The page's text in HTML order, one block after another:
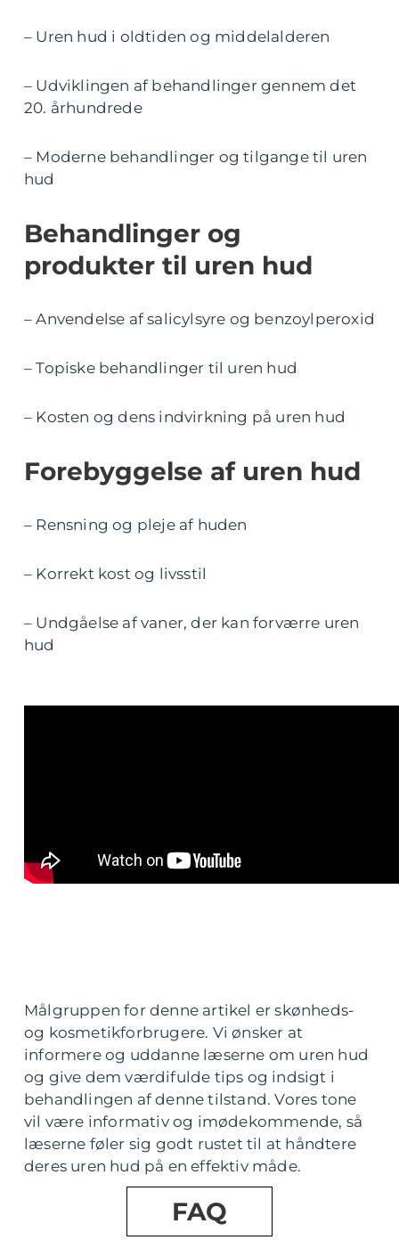
– Uren hud i oldtiden og middelalderen
– Udviklingen af behandlinger gennem det
20. århundrede
– Moderne behandlinger og tilgange til uren
hud
Behandlinger og
produkter til uren hud
– Anvendelse af salicylsyre og benzoylperoxid
– Topiske behandlinger til uren hud
– Kosten og dens indvirkning på uren hud
Forebyggelse af uren hud
– Rensning og pleje af huden
– Korrekt kost og livsstil
– Undgåelse af vaner, der kan forværre uren
hud
Målgruppen for denne artikel er skønheds-
og kosmetikforbrugere. Vi ønsker at
informere og uddanne læserne om uren hud
og give dem værdifulde tips og indsigt i
behandlingen af denne tilstand. Vores tone
vil være informativ og imødekommende, så
læserne føler sig godt rustet til at håndtere
deres uren hud på en effektiv måde.
FAQ